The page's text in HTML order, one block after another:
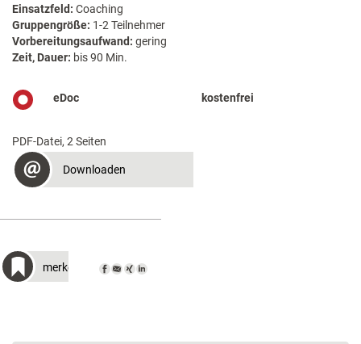
Einsatzfeld: Coaching
Gruppengröße: 1-2 Teilnehmer
Vorbereitungsaufwand: gering
Zeit, Dauer: bis 90 Min.
eDoc kostenfrei
PDF-Datei, 2 Seiten
Downloaden
merken